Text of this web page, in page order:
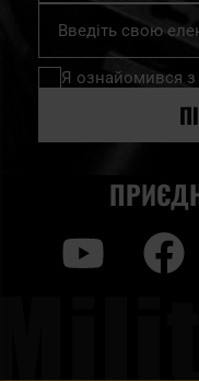
Підпишіться
нашу
розсилку
Я ознайомився з